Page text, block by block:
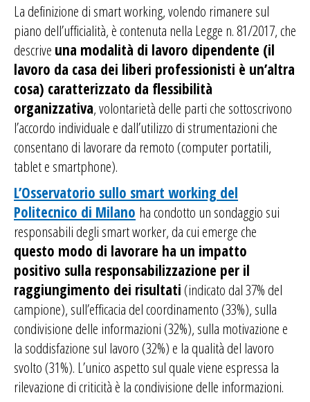
La definizione di smart working, volendo rimanere sul
piano dell’ufficialità, è contenuta nella Legge n. 81/2017, che
descrive una modalità di lavoro dipendente (il
lavoro da casa dei liberi professionisti è un’altra
cosa) caratterizzato da flessibilità
organizzativa, volontarietà delle parti che sottoscrivono
l’accordo individuale e dall’utilizzo di strumentazioni che
consentano di lavorare da remoto (computer portatili,
tablet e smartphone).
L’Osservatorio sullo smart working del
Politecnico di Milano ha condotto un sondaggio sui
responsabili degli smart worker, da cui emerge che
questo modo di lavorare ha un impatto
positivo sulla responsabilizzazione per il
raggiungimento dei risultati (indicato dal 37% del
campione), sull’efficacia del coordinamento (33%), sulla
condivisione delle informazioni (32%), sulla motivazione e
la soddisfazione sul lavoro (32%) e la qualità del lavoro
svolto (31%). L’unico aspetto sul quale viene espressa la
rilevazione di criticità è la condivisione delle informazioni.